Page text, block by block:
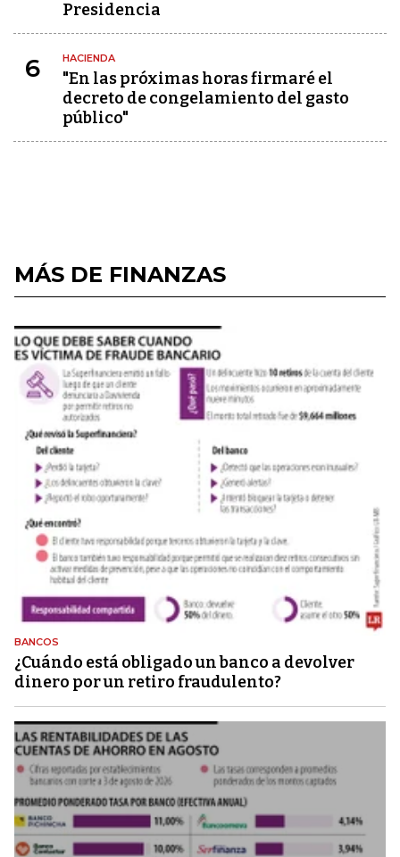
Presidencia
6 HACIENDA
"En las próximas horas firmaré el
decreto de congelamiento del gasto
público"
MÁS DE FINANZAS
BANCOS
¿Cuándo está obligado un banco a devolver
dinero por un retiro fraudulento?